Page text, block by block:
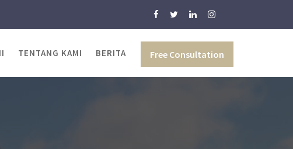
Free Consultation
TENTANG KAMI BERITA